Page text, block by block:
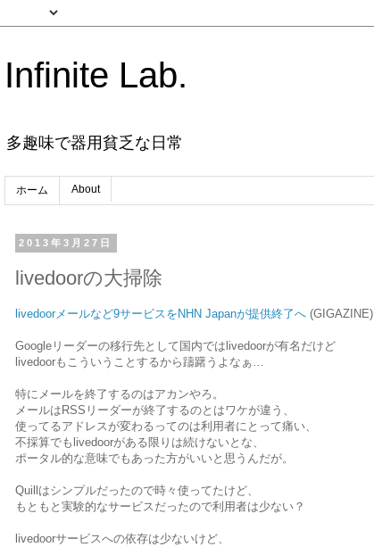
Infinite Lab.
多趣味で器用貧乏な日常
ホーム About
2013年3月27日
livedoorの大掃除
livedoorメールなど9サービスをNHN Japanが提供終了へ (GIGAZINE)
Googleリーダーの移行先として国内ではlivedoorが有名だけど
livedoorもこういうことするから躊躇うよなぁ…
特にメールを終了するのはアカンやろ。
メールはRSSリーダーが終了するのとはワケが違う、
使ってるアドレスが変わるってのは利用者にとって痛い、
不採算でもlivedoorがある限りは続けないとな、
ポータル的な意味でもあった方がいいと思うんだが。
Quillはシンプルだったので時々使ってたけど、
もともと実験的なサービスだったので利用者は少ない？
livedoorサービスへの依存は少ないけど、